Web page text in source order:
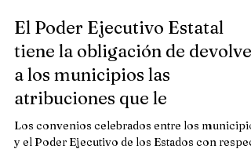
El Poder Ejecutivo Estatal
tiene la obligación de devolver
a los municipios las
atribuciones que le